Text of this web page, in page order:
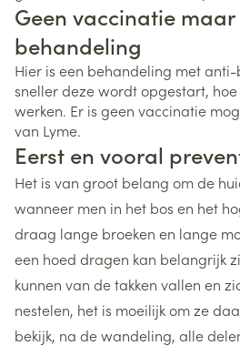
Geen vaccinatie maar
behandeling
Hier is een behandeling met
sneller deze wordt opgestart,
werken. Er is geen vaccinatie
van Lyme.
Eerst en vooral
Het is van groot belang om de
wanneer men in het bos en het
draag lange broeken en lange
een hoed dragen kan belangrijk
kunnen van de takken vallen en
nestelen, het is moeilijk om ze
bekijk, na de wandeling, alle